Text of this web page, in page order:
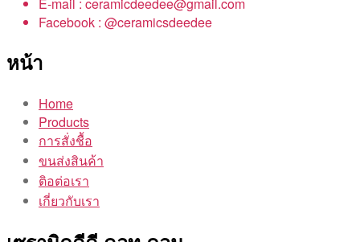
Facebook : @ceramicsdeedee
หน้า
Home
Products
การสั่งชื้อ
ขนส่งสินค้า
ติอต่อเรา
เกี่ยวกับเรา